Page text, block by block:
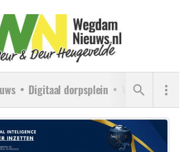
Digitaal dorpsplein Verenigingen